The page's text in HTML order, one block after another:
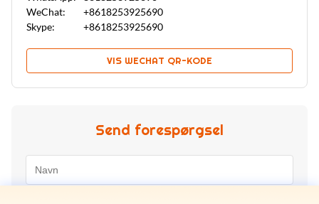
WeChat:
+8618253925690
Skype:
+8618253925690
VIS WECHAT QR-KODE
Send forespørgsel